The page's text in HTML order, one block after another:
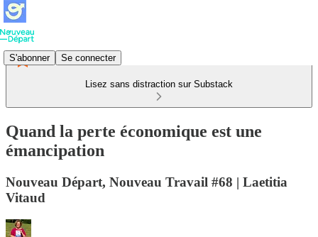
S'abonner Se connecter
Lisez sans distraction sur Substack
Quand la perte économique est une
émancipation
Nouveau Départ, Nouveau Travail #68 | Laetitia
Vitaud